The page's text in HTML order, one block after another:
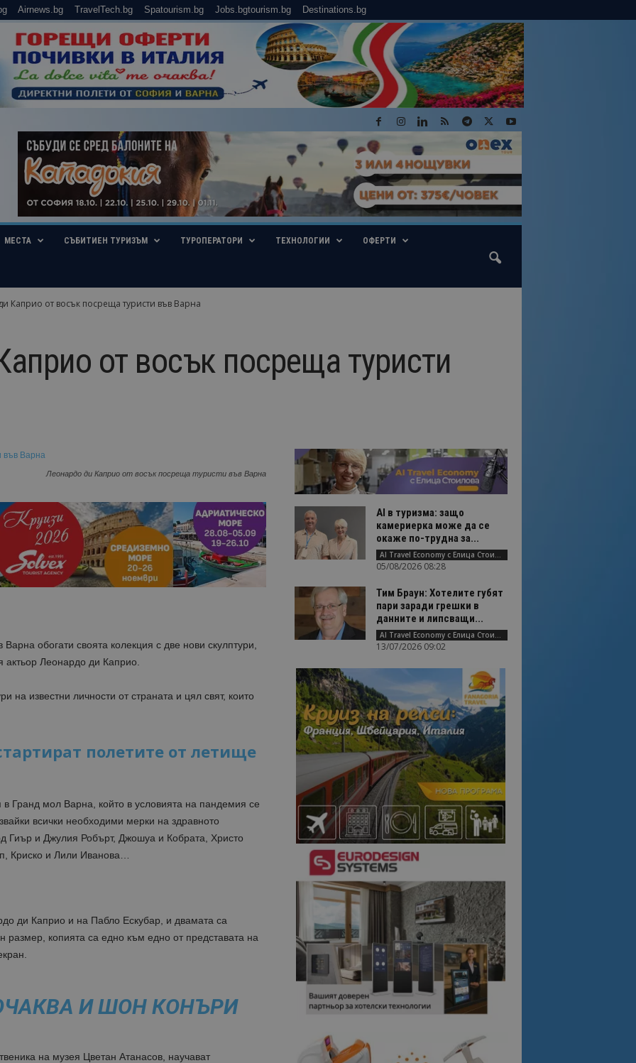
Airnews.bg TravelTech.bg Spatourism.bg Jobs.bgtourism.bg Destinations.bg
МЕСТА СЪБИТИЕН ТУРИЗЪМ ТУРОПЕРАТОРИ ТЕХНОЛОГИИ ОФЕРТИ
Каприо от восък посреща туристи във Варна
от восък посреща туристи
Леонардо ди Каприо от восък посреща туристи във Варна
обогати своята колекция с две нови скулптури,
актьор Леонардо ди Каприо.
на известни личности от страната и цял свят, които
полетите от летище
в Гранд мол Варна, който в условията на пандемия се
всички необходими мерки на здравното
Гиър и Джулия Робърт, Джошуа и Кобрата, Христо
Криско и Лили Иванова…
ди Каприо и на Пабло Ескубар, и двамата са
размер, копията са едно към едно от представата на
И ШОН КОНЪРИ
на музея Цветан Атанасов, научават
AI в туризма: защо
камериерка може да се
окаже по-трудна за...
AI Travel Economy с Елица Стоилова
05/08/2026 08:28
Тим Браун: Хотелите губят
пари заради грешки в
данните и липсващи...
AI Travel Economy с Елица Стоилова
13/07/2026 09:02